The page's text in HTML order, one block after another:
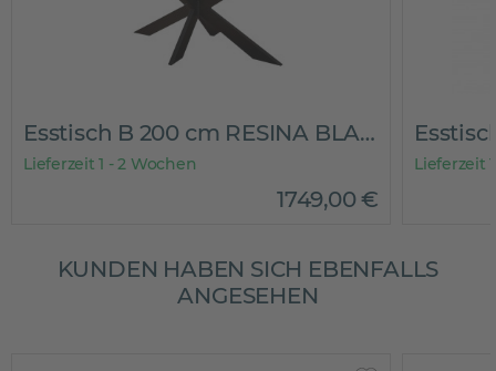
Esstisch B 200 cm RESINA BLACK
Lieferzeit 1 - 2 Wochen
1749,00€
Lieferzeit
KUNDEN HABEN SICH EBENFALLS
ANGESEHEN